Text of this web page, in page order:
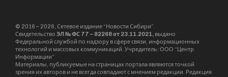
© 2016 – 2026, Сетевое издание “Новости Сибири”.
Свидетельство ЭЛ № ФС 77 – 82268 от 23.11.2021, выдано
Федеральной службой по надзору в сфере связи, информационных
технологий и массовых коммуникаций. Учредитель: ООО “Центр
Информации”
Материалы, публикуемые на страницах портала являются точкой
зрения их авторов и не всегда совпадают с мнением редакции. Редакция